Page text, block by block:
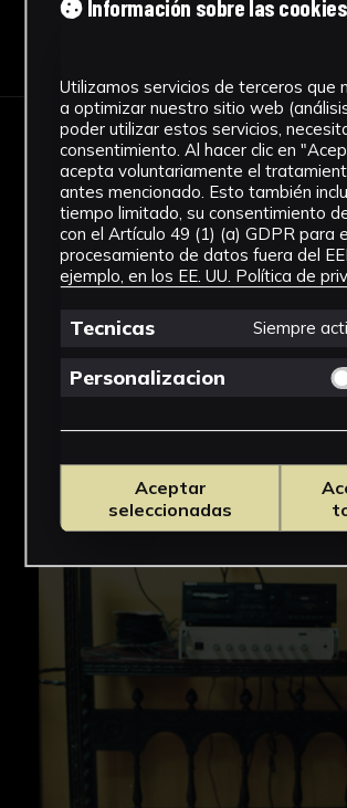
IMÁGENES
Información sobre las cookies
Utilizamos servicios de terceros que
a optimizar nuestro sitio web
poder utilizar estos servicios,
consentimiento. Al hacer clic en
acepta voluntariamente el
antes mencionado. Esto también
tiempo limitado, su consentimiento
con el Artículo 49 (1) (a) GDPR para
procesamiento de datos fuera del
ejemplo, en los EE. UU. Política de
Tecnicas Siempre
Personalizacion
Aceptar
seleccionadas